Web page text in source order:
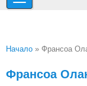
Начало » Франсоа
Франсоа